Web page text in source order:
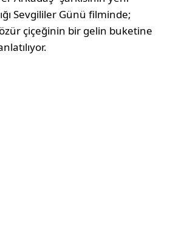
Sevgililer Günü filminde;
çiçeğinin bir gelin buketine